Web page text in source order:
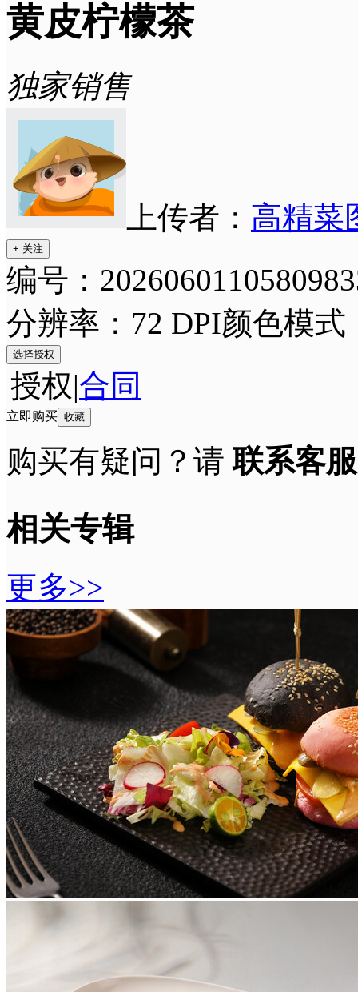
黄皮柠檬茶
独家销售
上传者： 高精菜
+ 关注
编号：
分辨率：72 DPI颜色模式
选择授权
授权|合同
立即购买 收藏
购买有疑问？请联系客服
相关专辑
更多>>